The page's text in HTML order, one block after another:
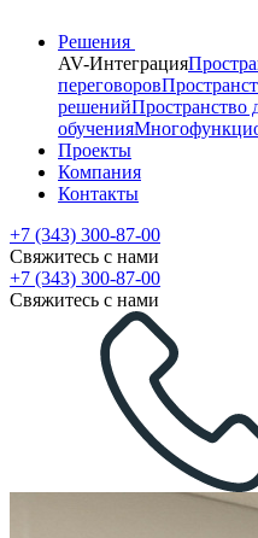
Решения
AV-Интеграция
переговоров
решенийПространство
обучения
Проекты
Компания
Контакты
+7 (343) 300-87-00
Свяжитесь с нами
+7 (343) 300-87-00
Свяжитесь с нами